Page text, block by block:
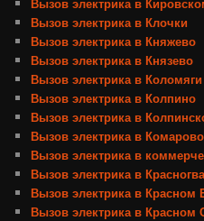
Вызов электрика в Клочки
Вызов электрика в Княжево
Вызов электрика в Князево
Вызов электрика в Коломяги
Вызов электрика в Колпино
Вызов электрика в
Вызов электрика в Комарово
Вызов электрика в
Вызов электрика в
Вызов электрика в Красном
Вызов электрика в Красном